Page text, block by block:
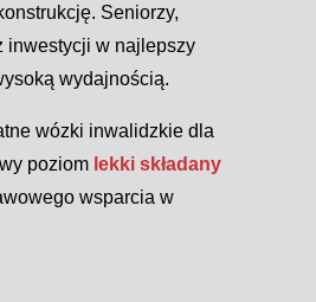
Seniorzy,
inwestycji w najlepszy
wydajnością.
wózki inwalidzkie dla
poziom lekki składany
wsparcia w